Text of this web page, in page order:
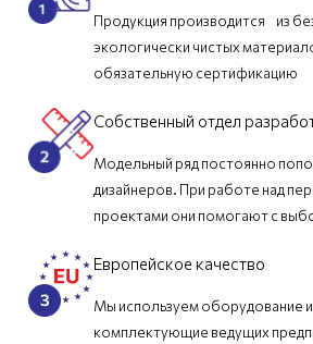
Продукция производится из
экологически чистых
обязательную сертификацию
Собственный отдел
Модельный ряд постоянно
дизайнеров. При работе над
проектами они помогают с
Европейское качество
Мы используем оборудование
комплектующие ведущих